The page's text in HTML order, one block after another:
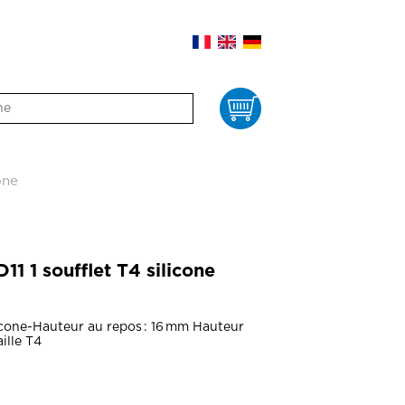
Panier
1 soufflet T4 silicone
Hauteur au repos : 16 mm Hauteur
T4